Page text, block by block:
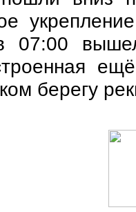
07:00
берегу